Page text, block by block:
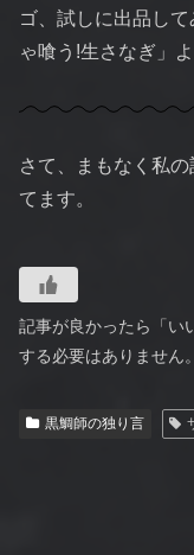
ゴ、試しに出品し
ゃ喰う!生さなぎ」
さて、まもなく私
てます。
記事が良かったら「い
する必要はありません。
黒鯛師の独り言